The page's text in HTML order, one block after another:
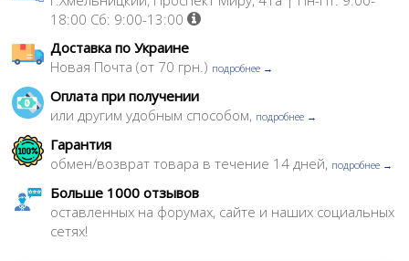
18:00 Сб: 9:00-13:00
Доставка по Украине
Новая Почта (от 70 грн.) подробнее →
Оплата при получении
или другим удобным способом, подробнее →
Гарантия
обмен/возврат товара в течение 14 дней, подробнее →
Больше 1000 отзывов
оставленных на форумах, сайте и наших социальных
сетях!